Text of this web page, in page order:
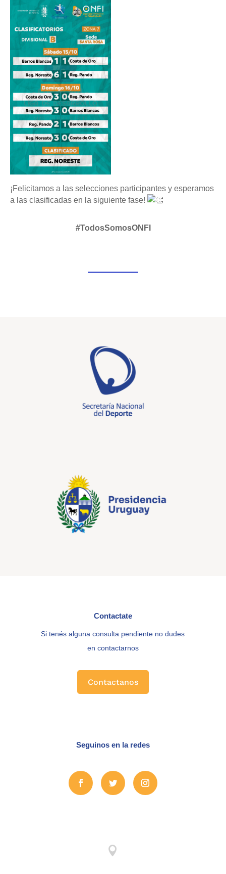
¡Felicitamos a las selecciones participantes y esperamos
a las clasificadas en la siguiente fase!
#TodosSomosONFI
Contactate
Si tenés alguna consulta pendiente no dudes
en contactarnos
Contactanos
Seguinos en la redes
